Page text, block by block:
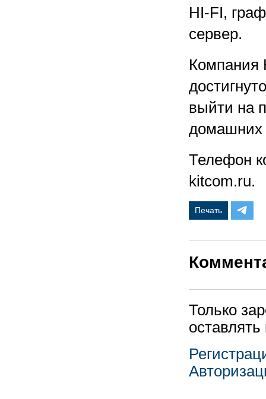
HI-FI,
сервер.
Компания
выйти на
домашних
Телефон
kitcom.ru.
Печать
Только